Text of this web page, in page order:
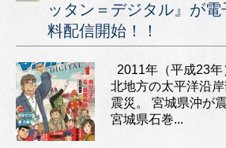
ッタン＝デジタル』が
料配信開始！！
2011年（平成23
北地方の太平洋沿
震災。 宮城県沖が
宮城県石巻...